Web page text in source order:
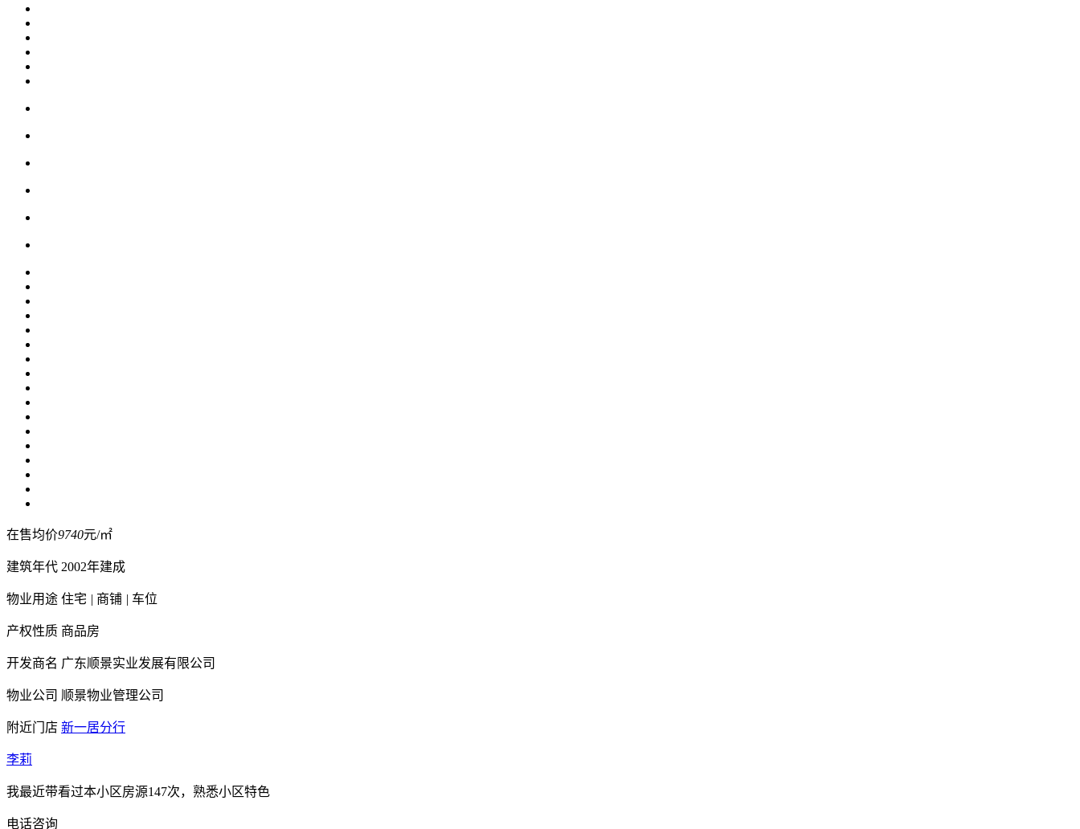
在售均价9740元/㎡
建筑年代 2002年建成
物业用途 住宅 | 商铺 | 车位
产权性质 商品房
开发商名 广东顺景实业发展有限公司
物业公司 顺景物业管理公司
附近门店 新一居分行
李莉
我最近带看过本小区房源147次，熟悉小区特色
电话咨询